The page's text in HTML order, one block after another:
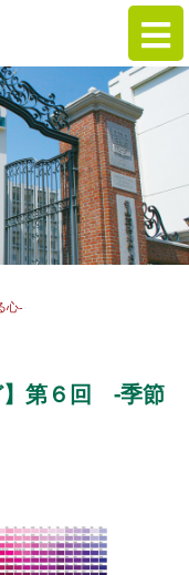
心-
】第６回 -季節